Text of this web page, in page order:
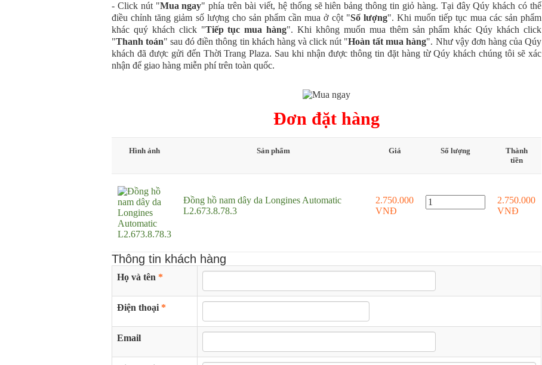
- Click nút "Mua ngay" phía trên bài viết, hệ thống sẽ hiên bảng thông tin giỏ hàng. Tại đây Qúy khách có thể
điều chỉnh tăng giảm số lượng cho sản phẩm cần mua ở cột "Số lượng". Khi muốn tiếp tục mua các sản phẩm
khác quý khách click "Tiếp tục mua hàng". Khi không muốn mua thêm sản phẩm khác Qúy khách click
"Thanh toán" sau đó điền thông tin khách hàng và click nút "Hoàn tất mua hàng". Như vậy đơn hàng của Qúy
khách đã được gửi đến Thời Trang Plaza. Sau khi nhận được thông tin đặt hàng từ Qúy khách chúng tôi sẽ xác
nhận để giao hàng miễn phí trên toàn quốc.
Đơn đặt hàng
Hình ảnh Sản phẩm Giá Số lượng
Thành
tiền
Đồng hồ nam dây da Longines Automatic
L2.673.8.78.3
2.750.000
VNĐ
2.750.000
VNĐ
Thông tin khách hàng
Họ và tên *
Điện thoại *
Email